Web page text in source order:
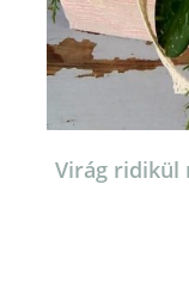
Virág ridikül